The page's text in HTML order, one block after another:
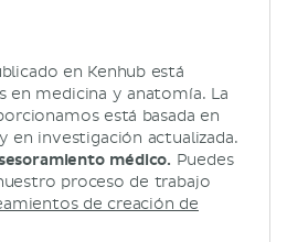
en Kenhub está
en medicina y anatomía. La
está basada en
en investigación actualizada.
médico. Puedes
proceso de trabajo
de creación de